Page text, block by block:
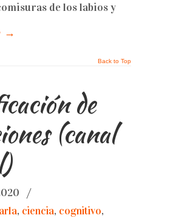
de los labios y
→
Back to Top
de
(canal
/
, ciencia, cognitivo,